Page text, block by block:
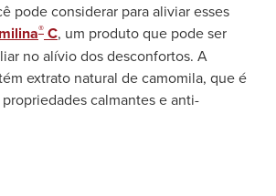
pode considerar para aliviar esses
® C, um produto que pode ser
no alívio dos desconfortos. A
extrato natural de camomila, que é
calmantes e anti-